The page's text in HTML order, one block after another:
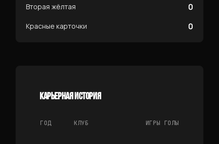
Вторая жёлтая 0
Красные карточки 0
КАРЬЕРНАЯ ИСТОРИЯ
ГОД КЛУБ ИГРЫ ГОЛЫ